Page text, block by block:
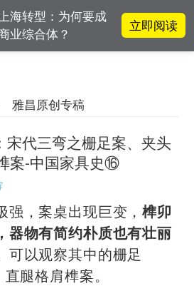
海转型：为何要成
业综合体？
立即阅读
究新突破
参与构建上海艺术生
雅昌原创专稿
宋代三弯之栅足案、夹头
案-中国家具史⑯
强，案桌出现巨变，榫卯
器物有简约朴质也有壮丽
可以观察其中的栅足
腿格肩榫案。